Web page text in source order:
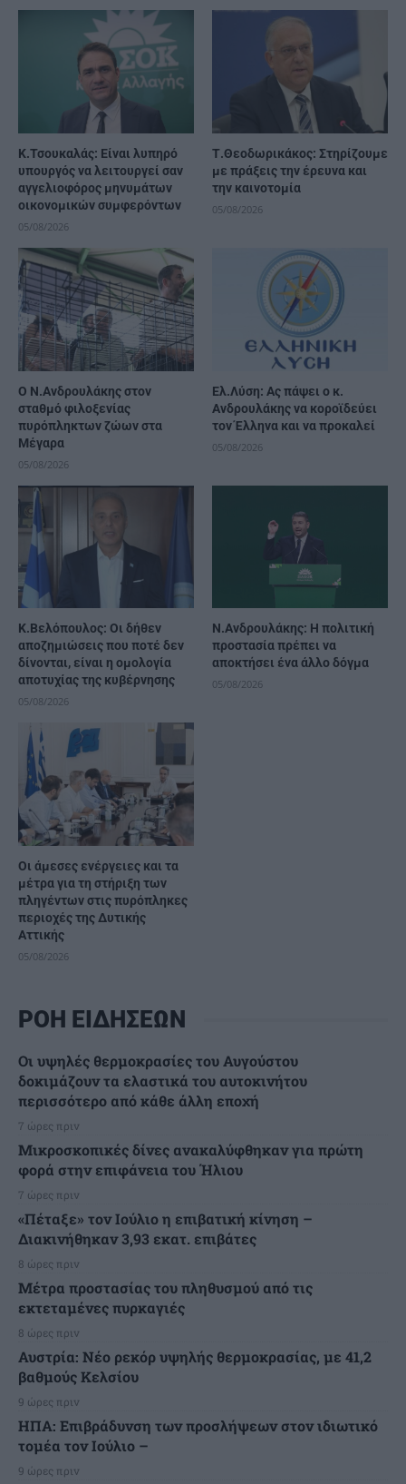
Κ.Τσουκαλάς: Είναι λυπηρό
υπουργός να λειτουργεί σαν
αγγελιοφόρος μηνυμάτων
οικονομικών συμφερόντων
05/08/2026
Τ.Θεοδωρικάκος: Στηρίζουμε
με πράξεις την έρευνα και
την καινοτομία
05/08/2026
Ο Ν.Ανδρουλάκης στον
σταθμό φιλοξενίας
πυρόπληκτων ζώων στα
Μέγαρα
05/08/2026
Ελ.Λύση: Ας πάψει ο κ.
Ανδρουλάκης να κοροϊδεύει
τον Έλληνα και να προκαλεί
05/08/2026
Κ.Βελόπουλος: Οι δήθεν
αποζημιώσεις που ποτέ δεν
δίνονται, είναι η ομολογία
αποτυχίας της κυβέρνησης
05/08/2026
Ν.Ανδρουλάκης: Η πολιτική
προστασία πρέπει να
αποκτήσει ένα άλλο δόγμα
05/08/2026
Οι άμεσες ενέργειες και τα
μέτρα για τη στήριξη των
πληγέντων στις πυρόπληκες
περιοχές της Δυτικής
Αττικής
05/08/2026
ΡΟΗ ΕΙΔΗΣΕΩΝ
Οι υψηλές θερμοκρασίες του Αυγούστου
δοκιμάζουν τα ελαστικά του αυτοκινήτου
περισσότερο από κάθε άλλη εποχή
7 ώρες πριν
Μικροσκοπικές δίνες ανακαλύφθηκαν για πρώτη
φορά στην επιφάνεια του Ήλιου
7 ώρες πριν
«Πέταξε» τον Ιούλιο η επιβατική κίνηση –
Διακινήθηκαν 3,93 εκατ. επιβάτες
8 ώρες πριν
Μέτρα προστασίας του πληθυσμού από τις
εκτεταμένες πυρκαγιές
8 ώρες πριν
Αυστρία: Νέο ρεκόρ υψηλής θερμοκρασίας, με 41,2
βαθμούς Κελσίου
9 ώρες πριν
ΗΠΑ: Επιβράδυνση των προσλήψεων στον ιδιωτικό
τομέα τον Ιούλιο –
9 ώρες πριν